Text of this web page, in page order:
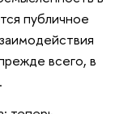
публичное
всего, в